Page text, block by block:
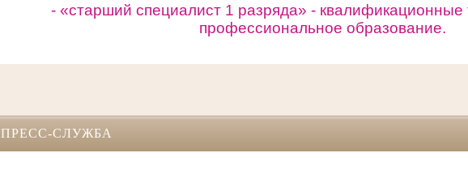
- «старший специалист 1 разряда» - квалификационные
профессиональное образование.
ПРЕСС-СЛУЖБА